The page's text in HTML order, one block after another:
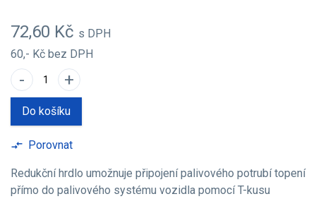
72,60 Kč s DPH
60,- Kč bez DPH
- +
Do košíku
compare_arrows Porovnat
Redukční hrdlo umožnuje připojení palivového potrubí topení
přímo do palivového systému vozidla pomocí T-kusu